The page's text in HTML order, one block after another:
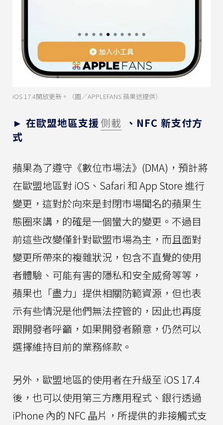
iOS 17.4開放更新。（圖／APPLEFANS 蘋果迷提供）
► 在歐盟地區支援側載 、NFC 新支付方
式
蘋果為了遵守《數位市場法》(DMA)，預計將
在歐盟地區對 iOS、Safari 和 App Store 進行
變更，這對於向來是封閉市場聞名的蘋果生
態圈來講，的確是一個蠻大的變更。不過目
前這些改變僅針對歐盟市場為主，而且面對
變更所帶來的複雜狀況，包含不直覺的使用
者體驗、可能有害的隱私和安全威脅等等，
蘋果也「盡力」提供相關防範資源，但也表
示有些情況是他們無法控管的，因此也再度
跟開發者呼籲，如果開發者願意，仍然可以
選擇維持目前的業務條款。
另外，歐盟地區的使用者在升級至 iOS 17.4
後，也可以使用第三方應用程式、銀行透過
iPhone 內的 NFC 晶片，所提供的非接觸式支